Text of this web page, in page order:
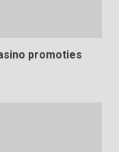
promoties